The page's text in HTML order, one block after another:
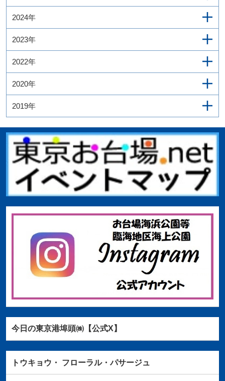
2024年
2023年
2022年
2020年
2019年
今日の東京港埠頭㈱【公式X】
トウキョウ・ フローラル・パサージュ